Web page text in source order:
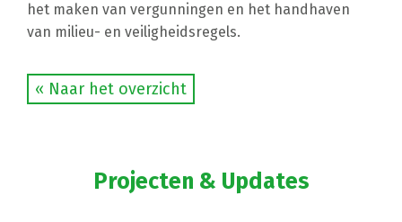
het maken van vergunningen en het handhaven
van milieu- en veiligheidsregels.
« Naar het overzicht
Projecten & Updates